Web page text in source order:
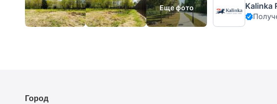
Еще фото Kalinka
Город